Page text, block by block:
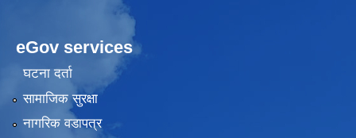
eGov services
घटना दर्ता
सामाजिक सुरक्षा
नागरिक वडापत्र